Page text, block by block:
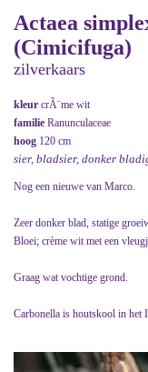
Actaea
(Cimicifuga)
zilverkaars
kleur crÃ¨me wit
familie Ranunculaceae
hoog 120 cm
sier, bladsier, donker
Nog een nieuwe van Marco.
Zeer donker blad, statige
Bloei; crème wit met een
Graag wat vochtige grond.
Carbonella is houtskool in het